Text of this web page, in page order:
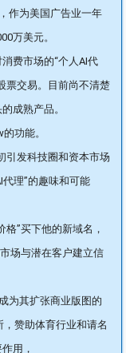
作为美国广告业一年
万美元。
费市场的“个人AI代
票交易。目前尚不清楚
成熟产品。
功能。
引发科技圈和资本市场
理”的趣味和可能
”买下他的新域名，
场与潜在客户建立信
为其扩张商业版图的
赞助体育行业和请名
用，